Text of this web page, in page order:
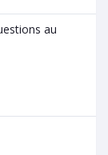
au